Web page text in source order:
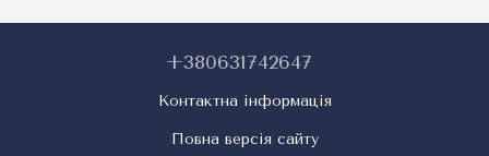
+380631742647
Контактна інформація
Повна версія сайту